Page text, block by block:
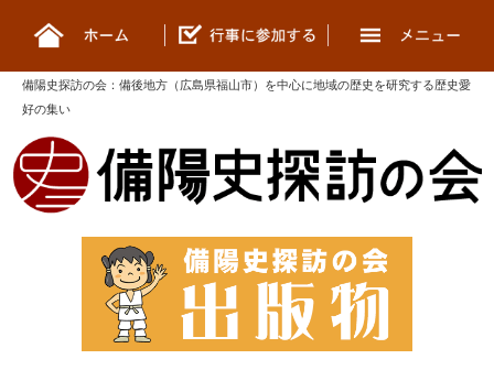
備陽史探訪の会 ： 備後地方（広島県福山市）を中心に地域の歴史を研究する歴史愛
好の集い